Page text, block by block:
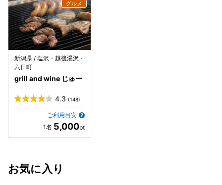
新潟県 / 塩沢・越後湯沢・
六日町
grill and wine じゅー
4.3 (148)
ご利用目安
5,000
お気に入り